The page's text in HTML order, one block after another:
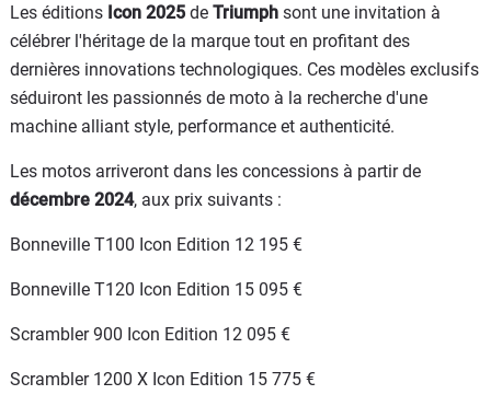
Les éditions Icon 2025 de Triumph sont une invitation à
célébrer l'héritage de la marque tout en profitant des
dernières innovations technologiques. Ces modèles exclusifs
séduiront les passionnés de moto à la recherche d'une
machine alliant style, performance et authenticité.
Les motos arriveront dans les concessions à partir de
décembre 2024, aux prix suivants :
Bonneville T100 Icon Edition 12 195 €
Bonneville T120 Icon Edition 15 095 €
Scrambler 900 Icon Edition 12 095 €
Scrambler 1200 X Icon Edition 15 775 €